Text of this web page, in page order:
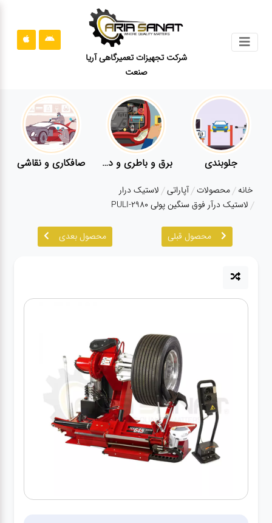
شرکت تجهیزات تعمیرگاهی آریا
صنعت
قوانین
سایت
ارتباط
درباره
ما
آپاراتی
دیاگ
جلوبندی برق و باطری و دیاگ صافکاری و نقاشی
خانه محصولات آپاراتی لاستیک درار
لاستیک درآر فوق سنگین پولی PULI-2980
محصول قبلی محصول بعدی